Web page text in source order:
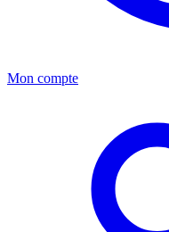
Mon compte